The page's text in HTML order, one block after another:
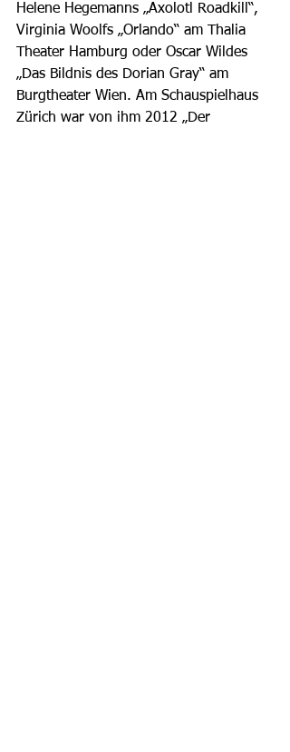
Helene Hegemanns „Axolotl Roadkill“,
Virginia Woolfs „Orlando“ am Thalia
Theater Hamburg oder Oscar Wildes
„Das Bildnis des Dorian Gray“ am
Burgtheater Wien. Am Schauspielhaus
Zürich war von ihm 2012 „Der